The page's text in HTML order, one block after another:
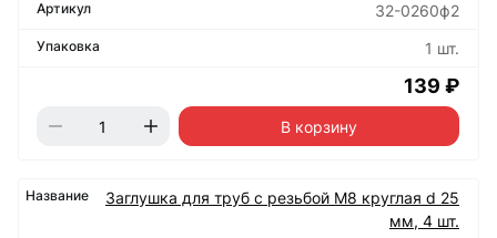
32-0260ф2
1 шт.
139 ₽
В корзину
Заглушка для труб с резьбой М8 круглая d 25
мм, 4 шт.